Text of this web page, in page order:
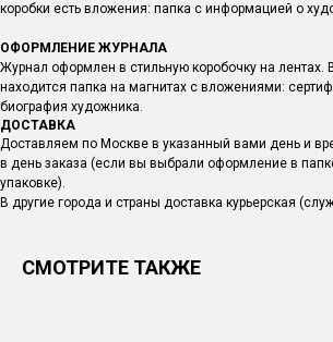
коробки есть вложения: папка с информацией о
ОФОРМЛЕНИЕ ЖУРНАЛА
Журнал оформлен в стильную коробочку на лентах.
находится папка на магнитах с вложениями:
биография художника.
ДОСТАВКА
Доставляем по Москве в указанный вами день и
в день заказа (если вы выбрали оформление в
упаковке).
В другие города и страны доставка курьерская
СМОТРИТЕ ТАКЖЕ